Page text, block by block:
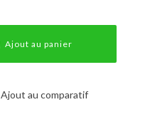
Ajout au panier
Ajout au comparatif